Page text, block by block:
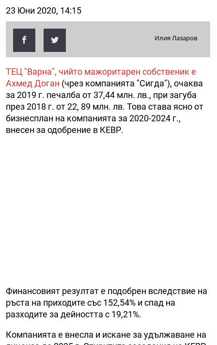
23 Юни 2020, 14:15
Илия Лазаров
ТЕЦ "Варна", чийто мажоритарен собственик е
Ахмед Доган (чрез компанията "Сигда"), очаква
за 2019 г. печалба от 37,44 млн. лв., при загуба
през 2018 г. от 22, 89 млн. лв. Това става ясно от
бизнесплан на компанията за 2020-2024 г.,
внесен за одобрение в КЕВР.
Финансовият резултат е подобрен вследствие на
ръста на приходите със 152,54% и спад на
разходите за дейността с 19,21%.
Компанията е внесла и искане за удължаване на